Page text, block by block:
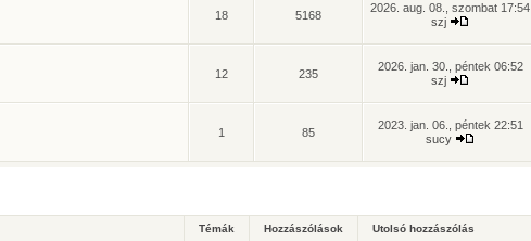
18 5168
2026. aug. 08., szombat 17:54
szj
12 235
2026. jan. 30., péntek 06:52
szj
1 85
2023. jan. 06., péntek 22:51
sucy
Témák Hozzászólások Utolsó hozzászólás